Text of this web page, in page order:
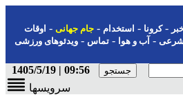
کرونا-استخدام- جام جهانی-اوقات
-آب و هوا-تماس-ویدئوهای ورزشی
09:56 | 1405/5/19
سرویسها